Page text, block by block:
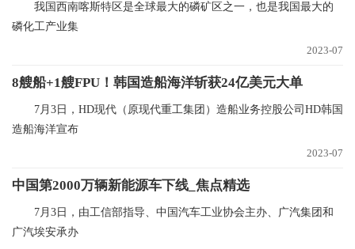
我国西南喀斯特区是全球最大的磷矿区之一，也是我国最大的
磷化工产业集
2023-07
8艘船+1艘FPU！韩国造船海洋斩获24亿美元大单
7月3日，HD现代（原现代重工集团）造船业务控股公司HD韩国
造船海洋宣布
2023-07
中国第2000万辆新能源车下线_焦点精选
7月3日，由工信部指导、中国汽车工业协会主办、广汽集团和
广汽埃安承办